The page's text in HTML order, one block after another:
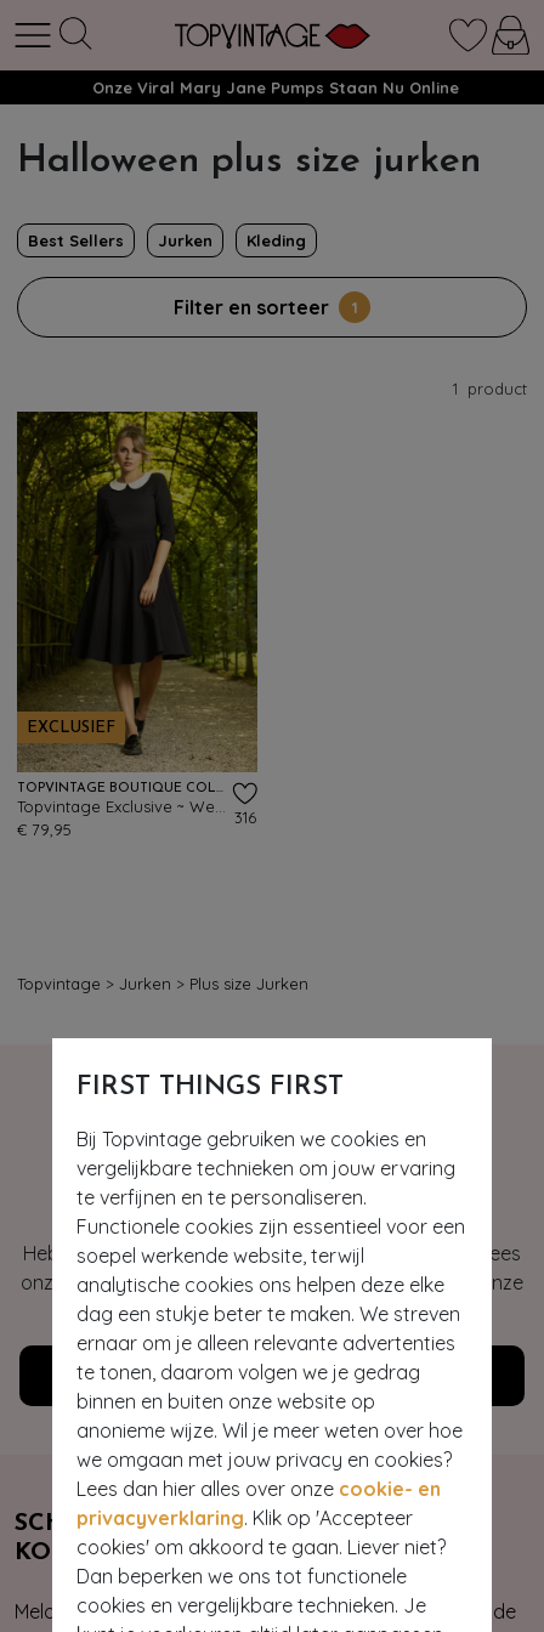
FIRST THINGS FIRST
Bij Topvintage gebruiken we cookies en
vergelijkbare technieken om jouw ervaring
te verfijnen en te personaliseren.
Functionele cookies zijn essentieel voor een
soepel werkende website, terwijl
analytische cookies ons helpen deze elke
dag een stukje beter te maken. We streven
ernaar om je alleen relevante advertenties
te tonen, daarom volgen we je gedrag
binnen en buiten onze website op
anonieme wijze. Wil je meer weten over hoe
we omgaan met jouw privacy en cookies?
Lees dan hier alles over onze cookie- en
privacyverklaring. Klik op 'Accepteer
cookies' om akkoord te gaan. Liever niet?
Dan beperken we ons tot functionele
cookies en vergelijkbare technieken. Je
Onze Viral Mary Jane Pumps Staan Nu Online
Halloween plus size jurken
Best Sellers Jurken Kleding
Filter en sorteer 1
1 product
EXCLUSIEF
TOPVINTAGE BOUTIQUE COLLECTION
€ 79,95
316
Topvintage > Jurken > Plus size Jurken
Hey gorgeous
Heb je vragen of heb je hulp nodig bij je bestelling? Lees
onze veelgestelde vragen of neem contact op met onze
klantenservice. Wij helpen je graag!
Klantenservice
SCHRIJF JE NU IN & ONTVANG 10%
KORTING
Meld je aan voor onze nieuwsbrief. Zo ben je altijd op de